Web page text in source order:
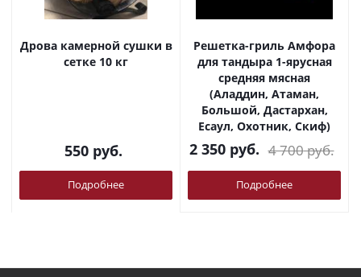
Дрова камерной сушки в
сетке 10 кг
550руб.
Подробнее
Решетка-гриль Амфора
для тандыра 1-ярусная
средняя мясная
(Аладдин, Атаман,
Большой, Дастархан,
Есаул, Охотник, Скиф)
2 350руб. 4 700руб.
Подробнее